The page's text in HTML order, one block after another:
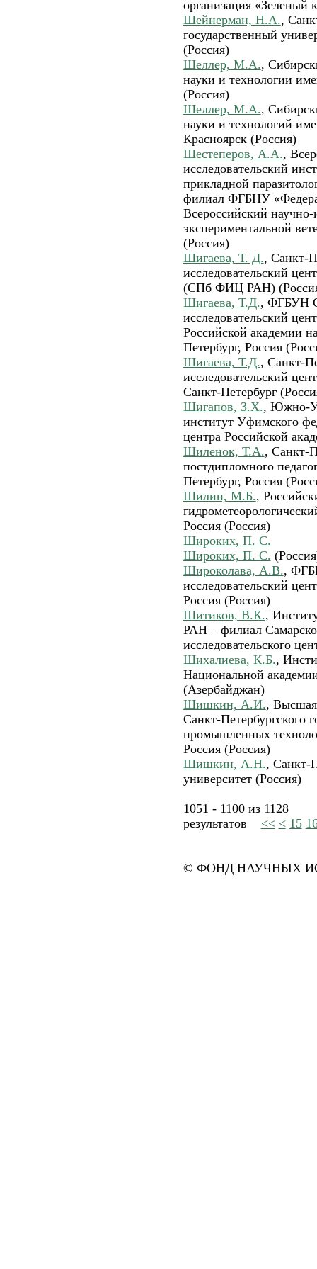
организация «Зеленый
Шейнерман, Н.А.,
государственный
(Россия)
Шеллер, М.А.,
науки и технологии
(Россия)
Шеллер, М.А.,
науки и технологий
Красноярск (Россия)
Шестеперов, А.А.,
исследовательский
прикладной
филиал ФГБНУ
Всероссийский научно-
экспериментальной
(Россия)
Шигаева, Т. Д., Санкт-
исследовательский
(СПб ФИЦ РАН)
Шигаева, Т.Д., ФГБУН
исследовательский
Российской академии
Петербург, Россия
Шигаева, Т.Д., Санкт-
исследовательский
Санкт-Петербург
Шигапов, З.Х., Южно-
институт Уфимского
центра Российской
Шиленок, Т.А., Санкт-
постдипломного
Петербург, Россия
Шилин, М.Б.,
Россия (Россия)
Широких, П. С.
Широких, П. С.
Широколава, А.В.,
исследовательский
Россия (Россия)
Шитиков, В.К.,
РАН – филиал
исследовательского
Шихалиева, К.Б.,
Национальной
(Азербайджан)
Шишкин, А.И., Высшая
Санкт-Петербургского
промышленных
Россия (Россия)
Шишкин, А.Н., Санкт-
университет (Россия)
1051 - 1100 из 1128
результатов << < 15
© ФОНД НАУЧНЫХ